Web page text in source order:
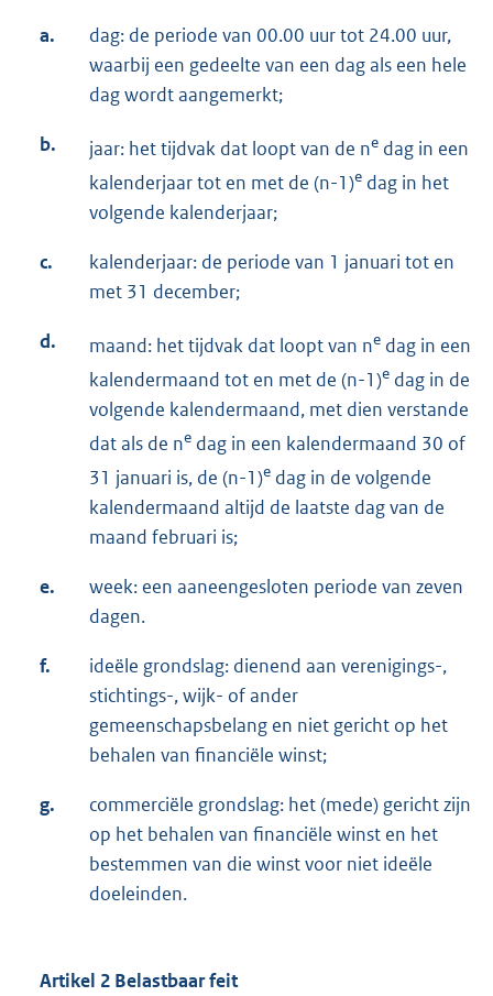
a.
dag: de periode van 00.00 uur tot 24.00 uur,
waarbij een gedeelte van een dag als een hele
dag wordt aangemerkt;
b. jaar: het tijdvak dat loopt van de ne dag in een
kalenderjaar tot en met de (n-1)e dag in het
volgende kalenderjaar;
c.
kalenderjaar: de periode van 1 januari tot en
met 31 december;
d. maand: het tijdvak dat loopt van ne dag in een
kalendermaand tot en met de (n-1)e dag in de
volgende kalendermaand, met dien verstande
dat als de ne dag in een kalendermaand 30 of
31 januari is, de (n-1)e dag in de volgende
kalendermaand altijd de laatste dag van de
maand februari is;
e.
week: een aaneengesloten periode van zeven
dagen.
f.
ideële grondslag: dienend aan verenigings-,
stichtings-, wijk- of ander
gemeenschapsbelang en niet gericht op het
behalen van financiële winst;
g.
commerciële grondslag: het (mede) gericht zijn
op het behalen van financiële winst en het
bestemmen van die winst voor niet ideële
doeleinden.
Artikel 2 Belastbaar feit